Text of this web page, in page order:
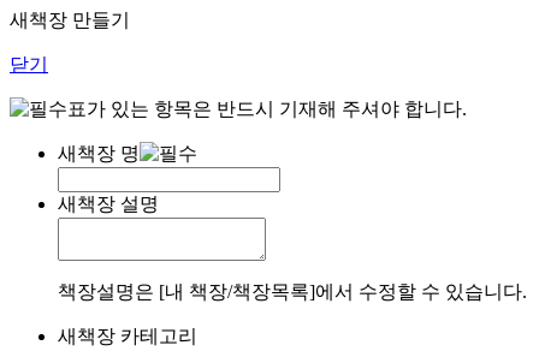
새책장 만들기
닫기
표가 있는 항목은 반드시 기재해 주셔야 합니다.
새책장 명
새책장 설명
책장설명은 [내 책장/책장목록]에서 수정할 수 있습니다.
새책장 카테고리